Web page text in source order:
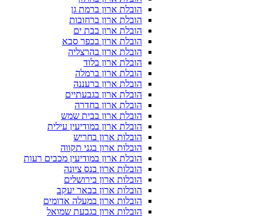
הובלת ארון ברמת גן
הובלת ארון ברחובות
הובלת ארון בבת ים
הובלת ארון בכפר סבא
הובלת ארון בהרצליה
הובלת ארון ברמלה
הובלת ארון ברעננה
הובלת ארון בגבעתיים
הובלת ארון בחדרה
הובלת ארון בבית שמש
הובלת ארון במודיעין עילית
הובלות ארון בחריש
הובלות ארון בגני תקווה
הובלת ארון במודיעין מכבים רעות
הובלות ארון בנס ציונה
הובלות ארון בירושלים
הובלות ארון בבאר יעקב
הובלות ארון במעלה אדומים
הובלות ארון בגבעת שמואל